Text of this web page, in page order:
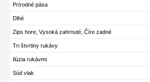
Prírodné pása
Dlhé
Zips hore, Vysoká zahrnuté, Číre zadné
Tri štvrtiny rukávy
Ilúzia rukávmi
Súd vlak